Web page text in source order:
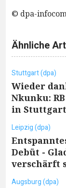
© dpa-
Ähnliche
Stuttgart (dpa)
Wieder
Nkunku:
in Stuttgart
Leipzig (dpa)
Debüt -
verschärft
Augsburg (dpa)